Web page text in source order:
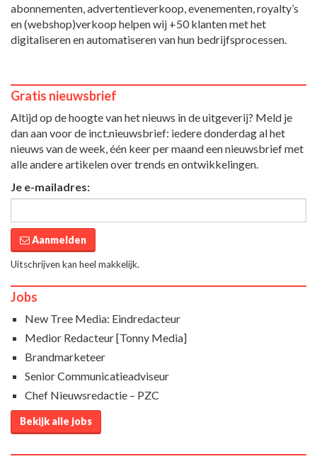
abonnementen, advertentieverkoop, evenementen, royalty’s
en (webshop)verkoop helpen wij +50 klanten met het
digitaliseren en automatiseren van hun bedrijfsprocessen.
Gratis nieuwsbrief
Altijd op de hoogte van het nieuws in de uitgeverij? Meld je
dan aan voor de inct.nieuwsbrief: iedere donderdag al het
nieuws van de week, één keer per maand een nieuwsbrief met
alle andere artikelen over trends en ontwikkelingen.
Je e-mailadres:
Aanmelden
Uitschrijven kan heel makkelijk.
Jobs
New Tree Media: Eindredacteur
Medior Redacteur [Tonny Media]
Brandmarketeer
Senior Communicatieadviseur
Chef Nieuwsredactie – PZC
Bekijk alle jobs